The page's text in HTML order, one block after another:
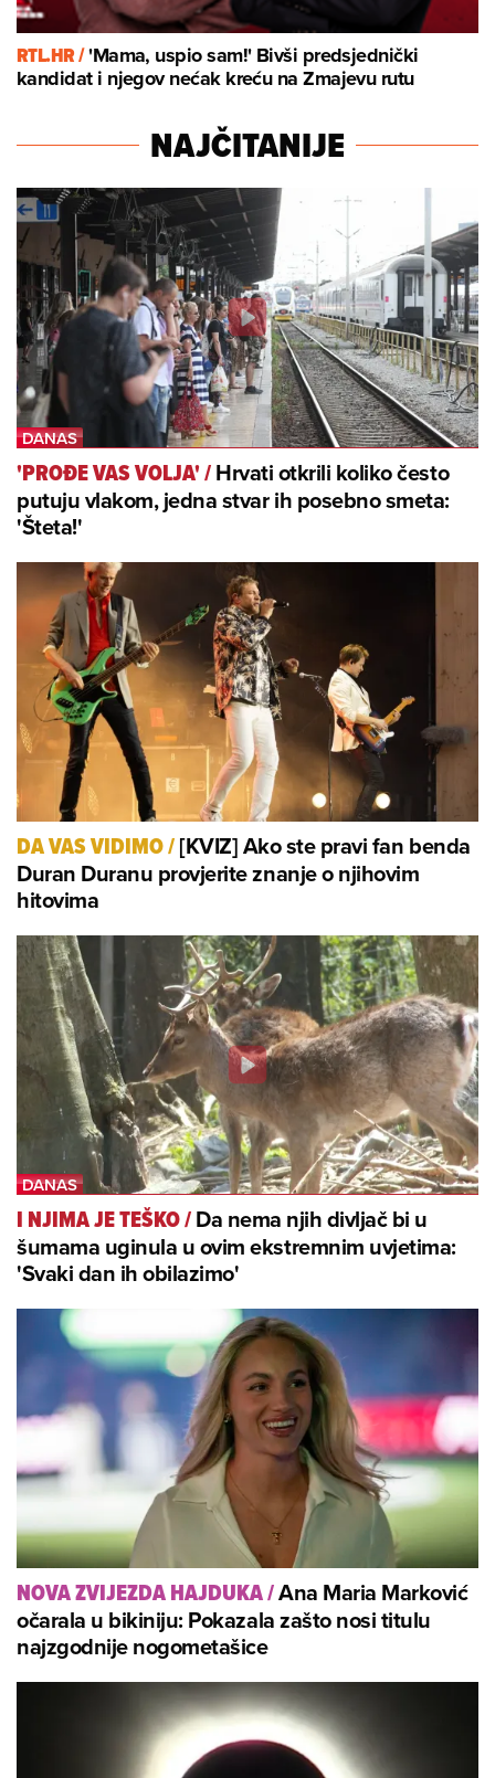
RTL.HR /'Mama, uspio sam!' Bivši predsjednički
kandidat i njegov nećak kreću na Zmajevu rutu
NAJČITANIJE
'PROĐE VAS VOLJA'/Hrvati otkrili koliko često
putuju vlakom, jedna stvar ih posebno smeta:
'Šteta!'
DA VAS VIDIMO/[KVIZ] Ako ste pravi fan benda
Duran Duranu provjerite znanje o njihovim
hitovima
I NJIMA JE TEŠKO/Da nema njih divljač bi u
šumama uginula u ovim ekstremnim uvjetima:
'Svaki dan ih obilazimo'
NOVA ZVIJEZDA HAJDUKA/Ana Maria Marković
očarala u bikiniju: Pokazala zašto nosi titulu
najzgodnije nogometašice